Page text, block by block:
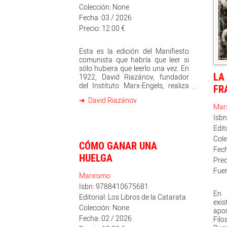
Colección: None
Fecha: 03 / 2026
Precio: 12.00 €
Esta es la edición del Manifiesto
comunista que habría que leer si
sólo hubiera que leerlo una vez. En
1922, David Riazánov, fundador
del Instituto Marx-Engels, realiza
propias notas. Las notas tienen
David Riazánov
LA
CÓMO GANAR UNA
HUELGA
Marxismo
Isbn: 9788410675681
Editorial: Los Libros de la Catarata
Colección: None
Fecha: 02 / 2026